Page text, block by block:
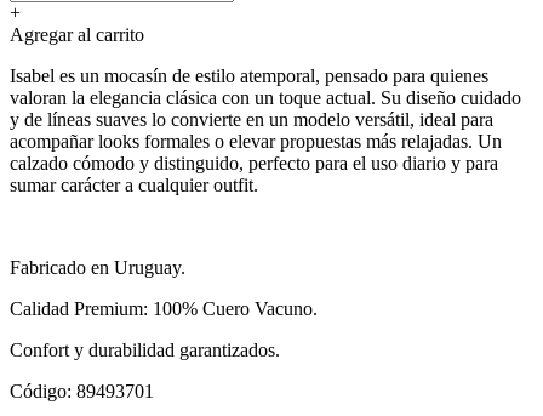
+
Agregar al carrito
Isabel es un mocasín de estilo atemporal, pensado para quienes
valoran la elegancia clásica con un toque actual. Su diseño cuidado
y de líneas suaves lo convierte en un modelo versátil, ideal para
acompañar looks formales o elevar propuestas más relajadas. Un
calzado cómodo y distinguido, perfecto para el uso diario y para
sumar carácter a cualquier outfit.
Fabricado en Uruguay.
Calidad Premium: 100% Cuero Vacuno.
Confort y durabilidad garantizados.
Código: 89493701